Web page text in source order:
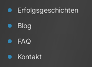
Erfolgsgeschichten
Blog
FAQ
Kontakt